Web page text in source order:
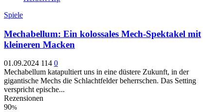
Spiele
Mechabellum: Ein kolossales Mech-Spektakel mit
kleineren Macken
01.09.2024 114 0
Mechabellum katapultiert uns in eine düstere Zukunft, in der
gigantische Mechs die Schlachtfelder beherrschen. Das Setting
verspricht epische...
Rezensionen
90%